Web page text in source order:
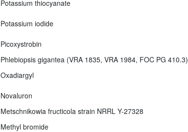
Potassium thiocyanate
Potassium iodide
Picoxystrobin
Phlebiopsis gigantea (VRA 1835, VRA 1984, FOC PG 410.3)
Oxadiargyl
Novaluron
Metschnikowia fructicola strain NRRL Y-27328
Methyl bromide